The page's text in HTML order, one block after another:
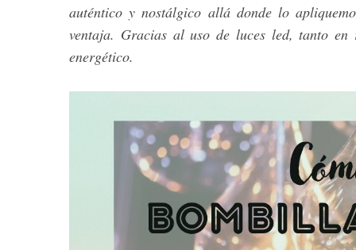
auténtico y nostálgico allá donde lo
ventaja. Gracias al uso de luces led, tanto en
energético.